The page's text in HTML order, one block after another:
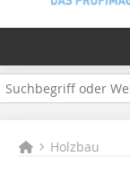
Holzbau